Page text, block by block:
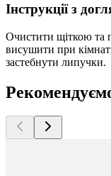
Інструкції з
Очистити щіткою та
висушити при
застебнути липучки.